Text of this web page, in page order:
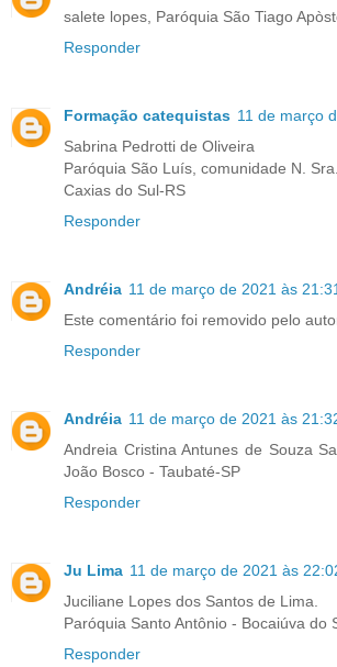
salete lopes, Paróquia São Tiago
Responder
Formação catequistas 11 de março
Sabrina Pedrotti de Oliveira
Paróquia São Luís, comunidade N.
Caxias do Sul-RS
Responder
Andréia 11 de março de 2021 às 21:31
Este comentário foi removido pelo
Responder
Andréia 11 de março de 2021 às
Andreia Cristina Antunes de Souza
João Bosco - Taubaté-SP
Responder
Ju Lima 11 de março de 2021 às
Juciliane Lopes dos Santos de Lima.
Paróquia Santo Antônio - Bocaiúva do
Responder